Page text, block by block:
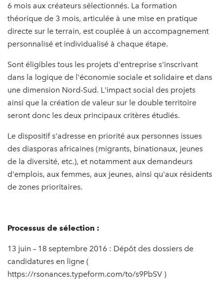
6 mois aux créateurs sélectionnés. La formation
théorique de 3 mois, articulée à une mise en pratique
directe sur le terrain, est couplée à un accompagnement
personnalisé et individualisé à chaque étape.
Sont éligibles tous les projets d'entreprise s'inscrivant
dans la logique de l'économie sociale et solidaire et dans
une dimension Nord-Sud. L'impact social des projets
ainsi que la création de valeur sur le double territoire
seront donc les deux principaux critères étudiés.
Le dispositif s'adresse en priorité aux personnes issues
des diasporas africaines (migrants, binationaux, jeunes
de la diversité, etc.), et notamment aux demandeurs
d'emplois, aux femmes, aux jeunes, ainsi qu'aux résidents
de zones prioritaires.
Processus de sélection :
13 juin – 18 septembre 2016 : Dépôt des dossiers de
candidatures en ligne (
https://rsonances.typeform.com/to/s9PbSV )